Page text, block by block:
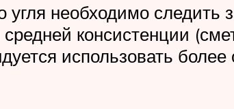
необходимо следить
консистенции
использовать более